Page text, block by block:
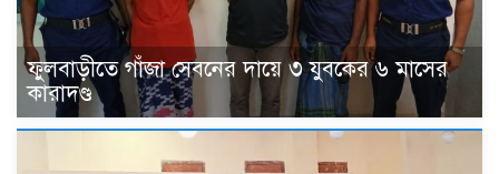
ফুলবাড়ীতে গাঁজা সেবনের দায়ে ৩ যুবকের ৬ মাসের
কারাদণ্ড